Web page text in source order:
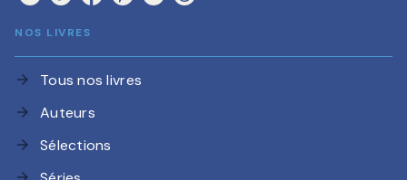
NOS LIVRES
arrow_forward Tous nos livres
arrow_forward Auteurs
arrow_forward Sélections